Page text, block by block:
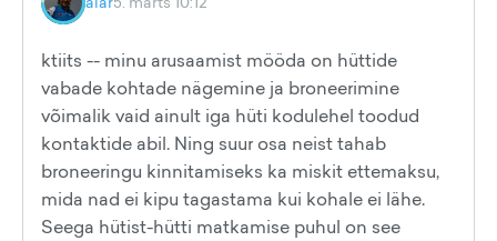
ktiits -- minu arusaamist mööda on hüttide
vabade kohtade nägemine ja broneerimine
võimalik vaid ainult iga hüti kodulehel toodud
kontaktide abil. Ning suur osa neist tahab
broneeringu kinnitamiseks ka miskit ettemaksu,
mida nad ei kipu tagastama kui kohale ei lähe.
Seega hütist-hütti matkamise puhul on see